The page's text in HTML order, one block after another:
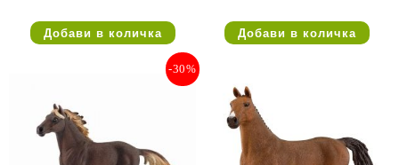
-30%